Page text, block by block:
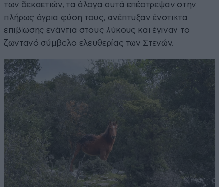
των δεκαετιών, τα άλογα αυτά επέστρεψαν στην
πλήρως άγρια φύση τους, ανέπτυξαν ένστικτα
επιβίωσης ενάντια στους λύκους και έγιναν το
ζωντανό σύμβολο ελευθερίας των Στενών.